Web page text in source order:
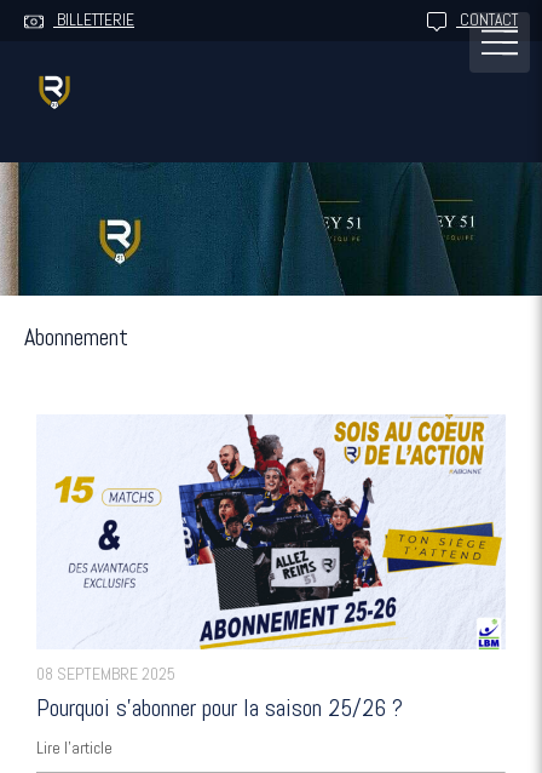
BILLETTERIE CONTACT
Abonnement
08 SEPTEMBRE 2025
Pourquoi s’abonner pour la saison 25/26 ?
Lire l'article